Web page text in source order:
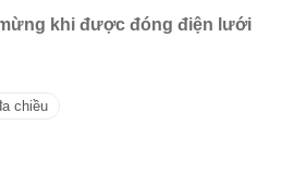
khi được đóng điện lưới
chiều